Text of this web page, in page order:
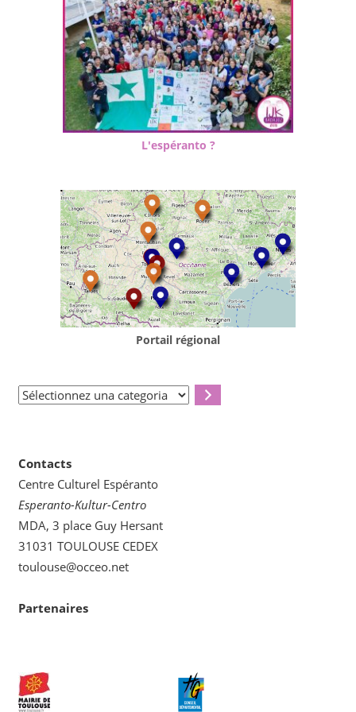
L'espéranto ?
Portail régional
Sélectionnez
Contacts
Centre Culturel Espéranto
Esperanto-Kultur-Centro
MDA, 3 place Guy Hersant
31031 TOULOUSE CEDEX
toulouse@occeo.net
Partenaires